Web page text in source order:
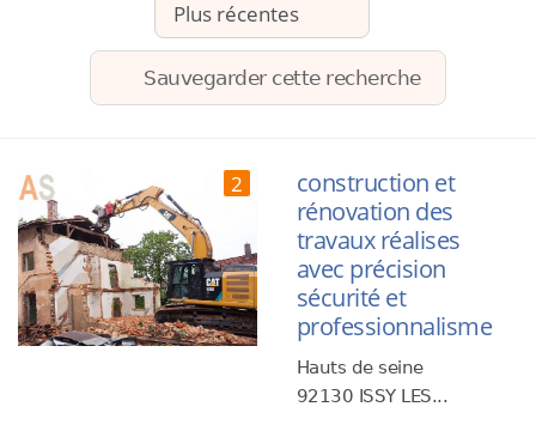
Sauvegarder cette recherche
2
construction et
rénovation des
travaux réalises
avec précision
sécurité et
professionnalisme
Hauts de seine
92130 ISSY LES...